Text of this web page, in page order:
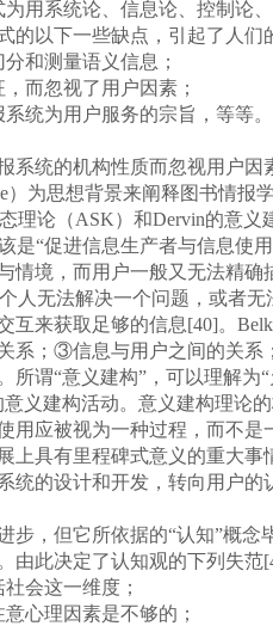
用系统论、信息论、控制论
以下一些缺点，引起了人们
和测量语义信息；
而忽视了用户因素；
为用户服务的宗旨，等等。
统的机构性质而忽视用户因
为思想背景来阐释图书情报
理论（ASK）和Dervin的意义
促进信息生产者与信息使
境，而用户一般又无法精
人无法解决一个问题，或
互来获取足够的信息[40]。
系；③信息与用户之间的关
谓“意义建构”，可以理解为
意义建构活动。意义建构理
应被视为一种过程，而不是
具有里程碑式意义的重大事
统的设计和开发，转向用户
，但它所依据的“认知”概念
此决定了认知观的下列失范
会这一维度；
心理因素是不够的；